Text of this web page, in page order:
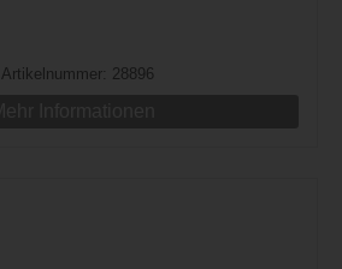
Artikelnummer: 28896